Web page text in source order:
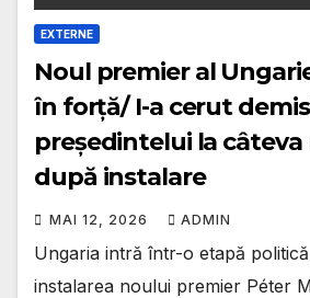
EXTERNE
Noul premier al
în forță/ I-a cerut
președintelui la
după instalare
MAI 12, 2026 ADMIN
Ungaria intră într-o etapă
instalarea noului premier Péter